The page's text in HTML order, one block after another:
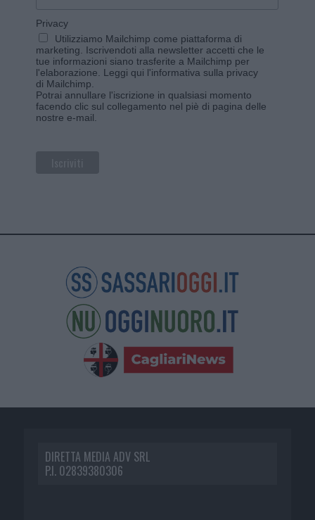
Privacy
Utilizziamo Mailchimp come piattaforma di
marketing. Iscrivendoti alla newsletter accetti che le
tue informazioni siano trasferite a Mailchimp per
l'elaborazione. Leggi qui l'informativa sulla privacy
di Mailchimp
Potrai annullare l'iscrizione in qualsiasi momento
facendo clic sul collegamento nel piè di pagina delle
nostre e-mail.
DIRETTA MEDIA ADV SRL
P.I. 02839380306